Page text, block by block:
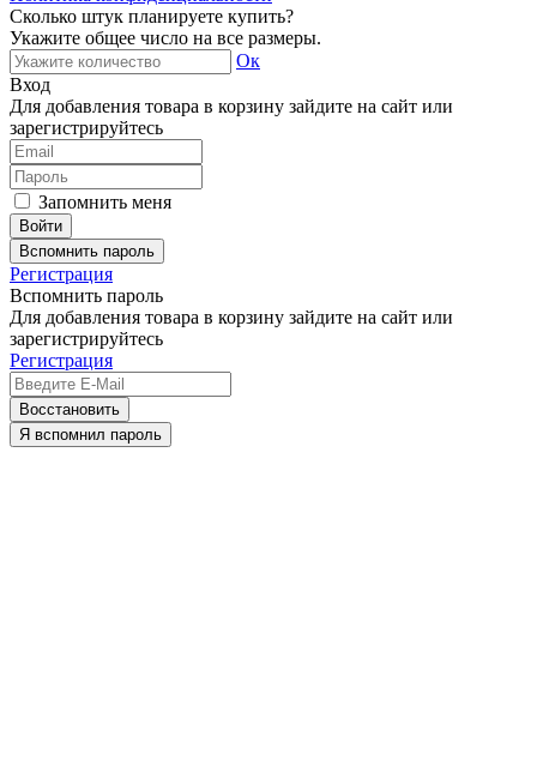
Сколько штук планируете купить?
Укажите общее число на все размеры.
Ок
Вход
Для добавления товара в корзину зайдите на сайт или
зарегистрируйтесь
Запомнить меня
Вспомнить пароль
Регистрация
Вспомнить пароль
Для добавления товара в корзину зайдите на сайт или
зарегистрируйтесь
Регистрация
Восстановить
Я вспомнил пароль